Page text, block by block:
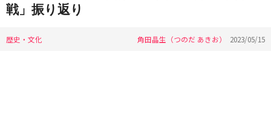
戦」振り返り
歴史・文化 角田晶生（つのだ あきお） 2023/05/15